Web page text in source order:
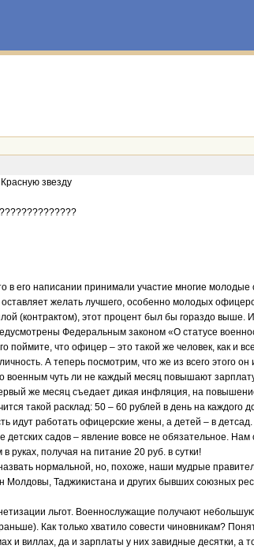
звезду
в его написании принимали участие многие
желать лучшего, особенно молодых
(контрактом), этот процент был бы гораздо
Федеральным законом «О статусе
поймите, что офицер – это такой же человек, как и
А теперь посмотрим, что же из всего
военным чуть ли не каждый месяц повышают
же месяц съедает дикая инфляция, на
такой расклад: 50 – 60 рублей в день на
идут работать офицерские жены, а детей – в
садов – явление вовсе не обязательное.
руках, получая на питание 20 руб. в сутки!
нормальной, но, похоже, наши мудрые
Молдовы, Таджикистана и других бывших союзных
льгот. Военнослужащие получают
Как только хватило совести чиновникам?
и виллах, да и зарплаты у них завидные десятки,